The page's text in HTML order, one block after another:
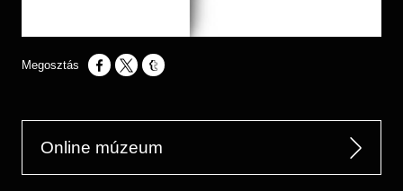
Opens in a new window
Opens in a new window
Opens in a new window
Online múzeum